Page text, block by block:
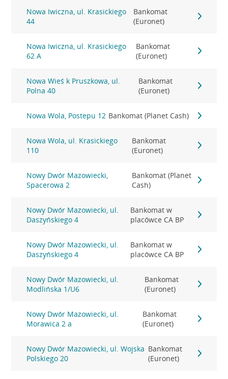
Nowa Iwiczna, ul. Krasickiego
44
Bankomat
(Euronet)
Nowa Iwiczna, ul. Krasickiego
62 A
Bankomat
(Euronet)
Nowa Wieś k Pruszkowa, ul.
Polna 40
Bankomat
(Euronet)
Nowa Wola, Postepu 12 Bankomat (Planet Cash)
Nowa Wola, ul. Krasickiego
110
Bankomat
(Euronet)
Nowy Dwór Mazowiecki,
Spacerowa 2
Bankomat (Planet
Cash)
Nowy Dwór Mazowiecki, ul.
Daszyńskiego 4
Bankomat w
placówce CA BP
Nowy Dwór Mazowiecki, ul.
Daszyńskiego 4
Bankomat w
placówce CA BP
Nowy Dwór Mazowiecki, ul.
Modlińska 1/U6
Bankomat
(Euronet)
Nowy Dwór Mazowiecki, ul.
Morawica 2 a
Bankomat
(Euronet)
Nowy Dwór Mazowiecki, ul. Wojska
Polskiego 20
Bankomat
(Euronet)